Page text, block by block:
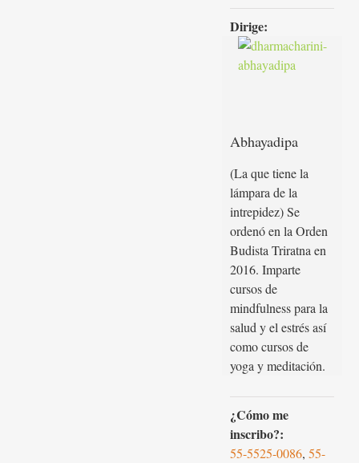
Dirige:
Abhayadipa
(La que tiene la
lámpara de la
intrepidez) Se
ordenó en la Orden
Budista Triratna en
2016. Imparte
cursos de
mindfulness para la
salud y el estrés así
como cursos de
yoga y meditación.
¿Cómo me
inscribo?:
55-5525-0086, 55-